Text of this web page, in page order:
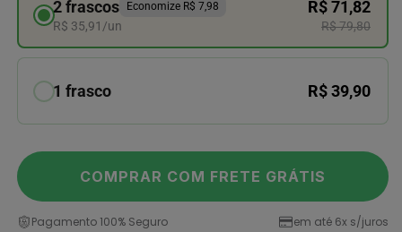
2 frascos Economize R$ 7,98
R$ 35,91/un
R$ 71,82
R$ 79,80
1 frasco R$ 39,90
COMPRAR COM FRETE GRÁTIS
Pagamento 100% Seguro em até 6x s/juros